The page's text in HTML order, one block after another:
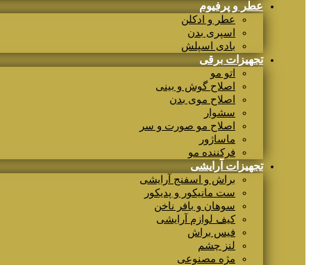
عطر و پرفیوم
عطر و ادکلن
اسپری بدن
بادی اسپلش
تجهیزات برقی
اتو مو
اصلاح گوش و بینی
اصلاح موی بدن
سشوار
اصلاح مو صورت و سر
ماساژور
فرکننده مو
تجهیزات آرایشی
براش و اسفنج آرایشی
ست مانیکور و پدیکور
سوهان و بافر ناخن
کیف لوازم آرایشی
فیس براش
لنز چشم
مژه مصنوعی